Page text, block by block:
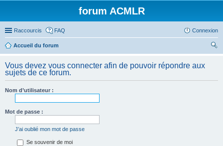
forum ACMLR
Raccourcis FAQ Connexion
Accueil du forum
ch
Vous devez vous connecter afin de pouvoir répondre aux
sujets de ce forum.
Nom d’utilisateur :
Mot de passe :
J’ai oublié mon mot de passe
Se souvenir de moi